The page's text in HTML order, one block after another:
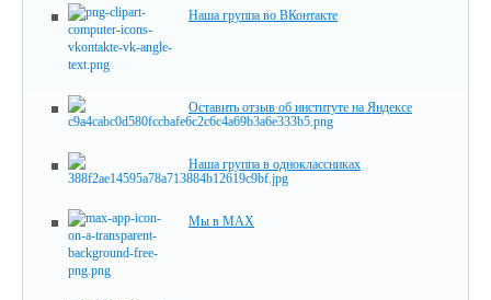
Наша группа во ВКонтакте
Оставить отзыв об институте на Яндексе
Наша группа в одноклассниках
Мы в MAX